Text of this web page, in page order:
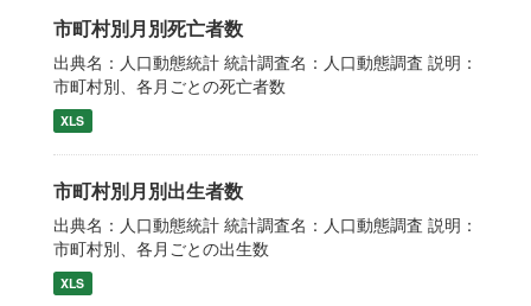
市町村別月別死亡者数
出典名：人口動態統計 統計調査名：人口動態調査 説明：
市町村別、各月ごとの死亡者数
XLS
市町村別月別出生者数
出典名：人口動態統計 統計調査名：人口動態調査 説明：
市町村別、各月ごとの出生数
XLS